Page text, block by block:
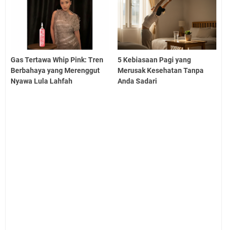
Gas Tertawa Whip Pink: Tren
Berbahaya yang Merenggut
Nyawa Lula Lahfah
5 Kebiasaan Pagi yang
Merusak Kesehatan Tanpa
Anda Sadari